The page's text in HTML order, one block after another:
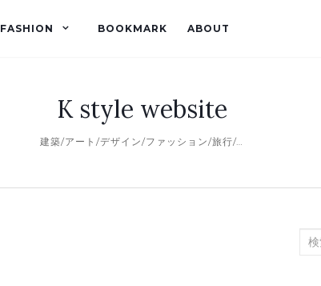
FASHION BOOKMARK ABOUT
K style website
建築/アート/デザイン/ファッション/旅行/…